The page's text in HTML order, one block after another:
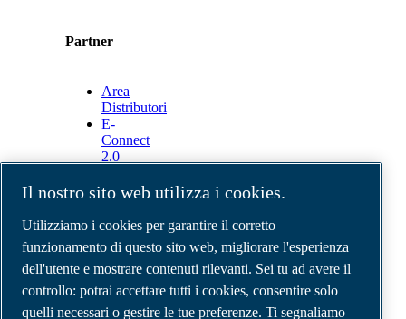
Partner
Area
Distributori
E-
Connect
2.0
Portal
Media
Gallery
©2026 Compressori d'aria ABAC
Note legali e privacy
Modulo resi
Il nostro sito web utilizza i cookies.
Utilizziamo i cookies per garantire il corretto
funzionamento di questo sito web, migliorare l'esperienza
dell'utente e mostrare contenuti rilevanti. Sei tu ad avere il
controllo: potrai accettare tutti i cookies, consentire solo
quelli necessari o gestire le tue preferenze. Ti segnaliamo